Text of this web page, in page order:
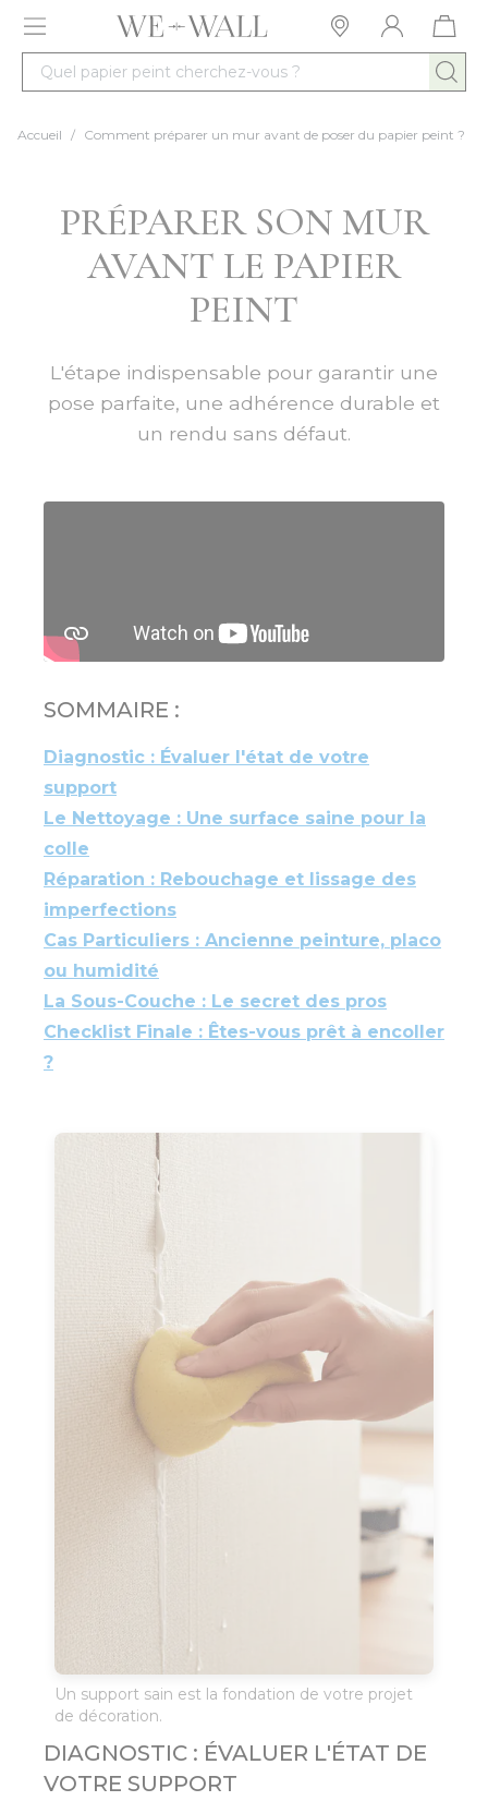
Allez au contenu
Quel papier peint cherchez-vous ?
Accueil / Comment préparer un mur avant de poser du papier peint ?
PRÉPARER SON MUR
AVANT LE PAPIER
PEINT
L'étape indispensable pour garantir une
pose parfaite, une adhérence durable et
un rendu sans défaut.
SOMMAIRE :
Diagnostic : Évaluer l'état de votre
support
Le Nettoyage : Une surface saine pour la
colle
Réparation : Rebouchage et lissage des
imperfections
Cas Particuliers : Ancienne peinture, placo
ou humidité
La Sous-Couche : Le secret des pros
Checklist Finale : Êtes-vous prêt à encoller
?
Un support sain est la fondation de votre projet
de décoration.
DIAGNOSTIC : ÉVALUER L'ÉTAT DE
VOTRE SUPPORT